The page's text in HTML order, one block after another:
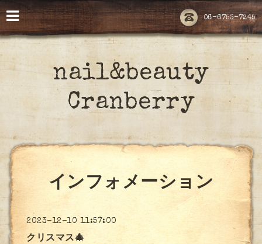
06-6753-7245
nail&beauty
Cranberry
インフォメーション
2023-12-10 11:57:00
クリスマス🎄